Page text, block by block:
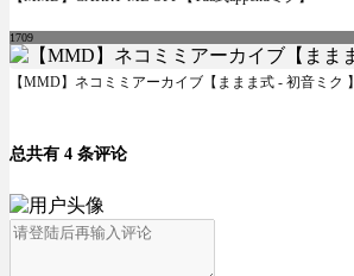
1709
【MMD】ネコミミアーカイブ【ままま式 - 初音ミク 】
总共有 4 条评论